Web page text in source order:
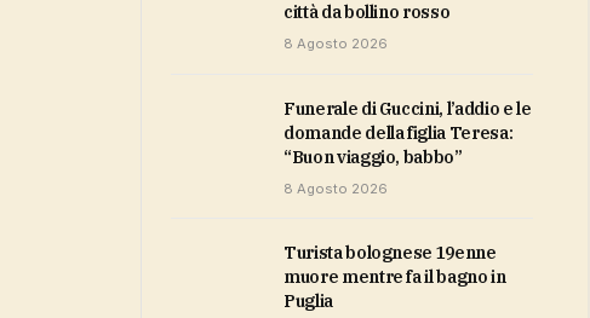
città da bollino rosso
8 Agosto 2026
Funerale di Guccini, l’addio e le
domande della figlia Teresa:
“Buon viaggio, babbo”
8 Agosto 2026
Turista bolognese 19enne
muore mentre fa il bagno in
Puglia